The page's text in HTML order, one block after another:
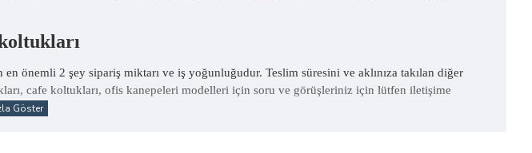
en önemli 2 şey sipariş miktarı ve iş yoğunluğudur. Teslim süresini ve aklınıza takılan diğer
cafe koltukları, ofis kanepeleri modelleri için soru ve görüşleriniz için lütfen iletişime